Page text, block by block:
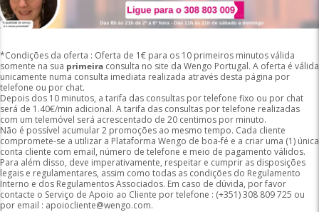
*Condições da oferta : Oferta de 1€ para os 10 primeiros minutos válida
somente na sua primeira consulta no site da Wengo Portugal. A oferta é válida
unicamente numa consulta imediata realizada através desta página por
telefone ou por chat.
Depois dos 10 minutos, a tarifa das consultas por telefone fixo ou por chat
será de 1.40€/min adicional. A tarifa das consultas por telefone realizadas
com um telemóvel será acrescentado de 20 centimos por minuto.
Não é possível acumular 2 promoções ao mesmo tempo. Cada cliente
compromete-se a utilizar a Plataforma Wengo de boa-fé e a criar uma (1) única
conta cliente com email, número de telefone e meio de pagamento válidos.
Para além disso, deve imperativamente, respeitar e cumprir as disposições
legais e regulamentares, assim como todas as condições do Regulamento
Interno e dos Regulamentos Associados. Em caso de dúvida, por favor
contacte o Serviço de Apoio ao Cliente por telefone : (+351) 308 809 725 ou
por email : apoiocliente@wengo.com.